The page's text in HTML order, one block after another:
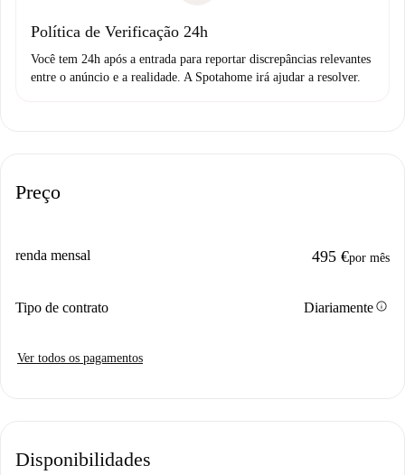
Política de Verificação 24h
Você tem 24h após a entrada para reportar discrepâncias relevantes
entre o anúncio e a realidade. A Spotahome irá ajudar a resolver.
Preço
renda mensal 495 €por mês
Tipo de contrato Diariamenteinfo
Ver todos os pagamentos
Disponibilidades